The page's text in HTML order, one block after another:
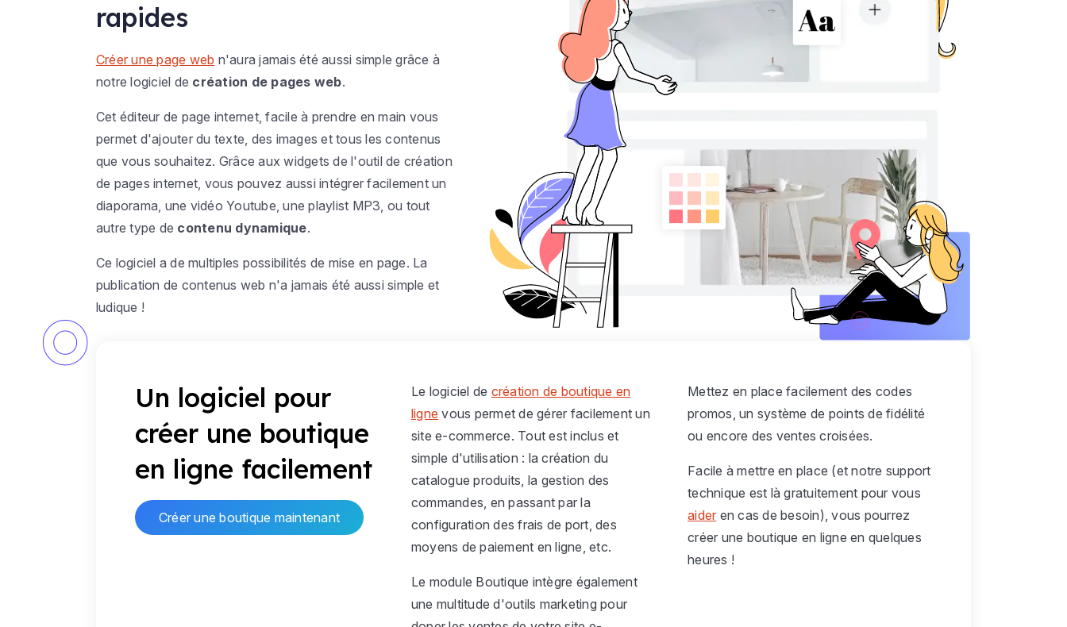
rapides
Créer une page web n'aura jamais été aussi simple grâce à
notre logiciel de création de pages web.
Cet éditeur de page internet, facile à prendre en main vous
permet d'ajouter du texte, des images et tous les contenus
que vous souhaitez. Grâce aux widgets de l'outil de création
de pages internet, vous pouvez aussi intégrer facilement un
diaporama, une vidéo Youtube, une playlist MP3, ou tout
autre type de contenu dynamique.
Ce logiciel a de multiples possibilités de mise en page. La
publication de contenus web n'a jamais été aussi simple et
ludique !
Un logiciel pour
créer une boutique
en ligne facilement
Créer une boutique maintenant
Le logiciel de création de boutique en
ligne vous permet de gérer facilement un
site e-commerce. Tout est inclus et
simple d'utilisation : la création du
catalogue produits, la gestion des
commandes, en passant par la
configuration des frais de port, des
moyens de paiement en ligne, etc.
Le module Boutique intègre également
une multitude d'outils marketing pour
Mettez en place facilement des codes
promos, un système de points de fidélité
ou encore des ventes croisées.
Facile à mettre en place (et notre support
technique est là gratuitement pour vous
aider en cas de besoin), vous pourrez
créer une boutique en ligne en quelques
heures !